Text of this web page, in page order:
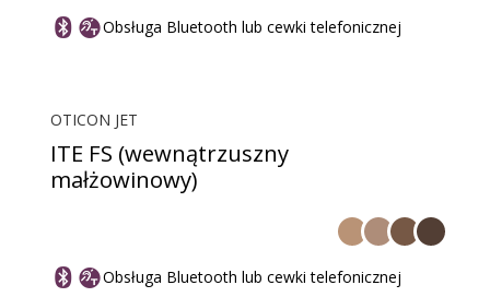
Obsługa Bluetooth lub cewki telefonicznej
OTICON JET
ITE FS (wewnątrzuszny
małżowinowy)
Obsługa Bluetooth lub cewki telefonicznej